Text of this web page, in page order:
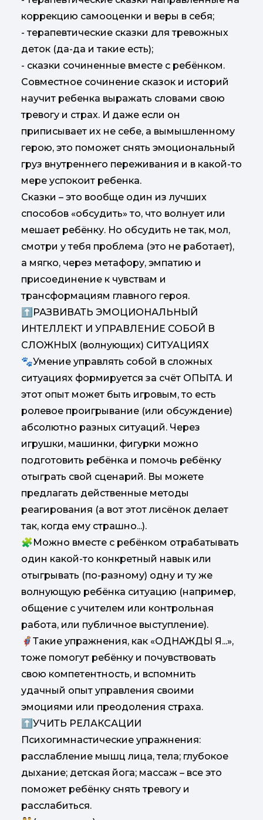
коррекцию самооценки и веры в себя;
- терапевтические сказки для тревожных
деток (да-да и такие есть);
- сказки сочиненные вместе с ребёнком.
Совместное сочинение сказок и историй
научит ребенка выражать словами свою
тревогу и страх. И даже если он
приписывает их не себе, а вымышленному
герою, это поможет снять эмоциональный
груз внутреннего переживания и в какой-то
мере успокоит ребенка.
Сказки – это вообще один из лучших
способов «обсудить» то, что волнует или
мешает ребёнку. Но обсудить не так, мол,
смотри у тебя проблема (это не работает),
а мягко, через метафору, эмпатию и
присоединение к чувствам и
трансформациям главного героя.
⬆️РАЗВИВАТЬ ЭМОЦИОНАЛЬНЫЙ
ИНТЕЛЛЕКТ И УПРАВЛЕНИЕ СОБОЙ В
СЛОЖНЫХ (волнующих) СИТУАЦИЯХ
🐾Умение управлять собой в сложных
ситуациях формируется за счёт ОПЫТА. И
этот опыт может быть игровым, то есть
ролевое проигрывание (или обсуждение)
абсолютно разных ситуаций. Через
игрушки, машинки, фигурки можно
подготовить ребёнка и помочь ребёнку
отыграть свой сценарий. Вы можете
предлагать действенные методы
реагирования (а вот этот лисёнок делает
так, когда ему страшно...).
🧩Можно вместе с ребёнком отрабатывать
один какой-то конкретный навык или
отыгрывать (по-разному) одну и ту же
волнующую ребёнка ситуацию (например,
общение с учителем или контрольная
работа, или публичное выступление).
🦸‍♂️Такие упражнения, как «ОДНАЖДЫ Я...»,
тоже помогут ребёнку и почувствовать
свою компетентность, и вспомнить
удачный опыт управления своими
эмоциями или преодоления страха.
⬆️УЧИТЬ РЕЛАКСАЦИИ
Психогимнастические упражнения:
расслабление мышц лица, тела; глубокое
дыхание; детская йога; массаж – все это
поможет ребёнку снять тревогу и
расслабиться.